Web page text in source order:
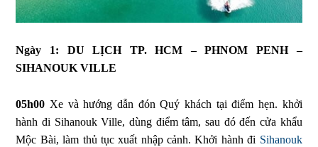
Ngày 1: DU LỊCH TP. HCM – PHNOM PENH –
SIHANOUK VILLE
05h00 Xe và hướng dẫn đón Quý khách tại điểm hẹn. khởi
hành đi Sihanouk Ville, dùng điểm tâm, sau đó đến cửa khẩu
Mộc Bài, làm thủ tục xuất nhập cảnh. Khởi hành đi Sihanouk